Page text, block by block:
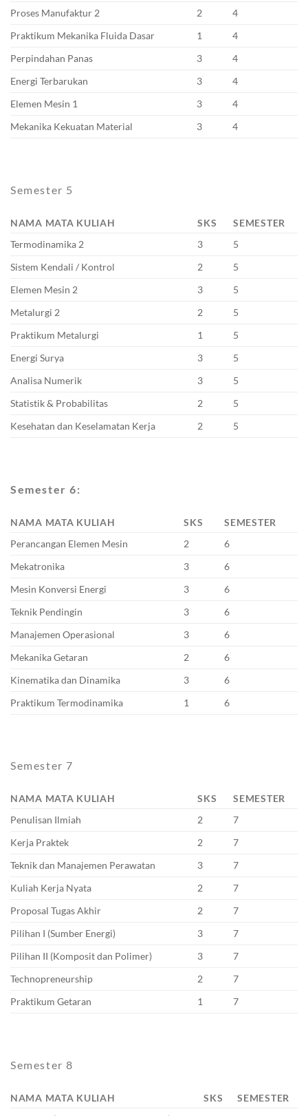
Proses Manufaktur 2
2
4
Praktikum Mekanika Fluida Dasar
1
4
Perpindahan Panas
3
4
Energi Terbarukan
3
4
Elemen Mesin 1
3
4
Mekanika Kekuatan Material
3 4
Semester 5
NAMA MATA KULIAH SKS
SEMESTER
Termodinamika 2
3
5
Sistem Kendali / Kontrol
2
5
Elemen Mesin 2
3
5
Metalurgi 2
2
5
Praktikum Metalurgi
1
5
Energi Surya
3
5
Analisa Numerik
3
5
Statistik & Probabilitas
2
5
Kesehatan dan Keselamatan Kerja
2 5
Semester 6:
NAMA MATA KULIAH SKS
SEMESTER
Perancangan Elemen Mesin
2
6
Mekatronika
3
6
Mesin Konversi Energi
3
6
Teknik Pendingin
3
6
Manajemen Operasional
3
6
Mekanika Getaran
2
6
Kinematika dan Dinamika
3
6
Praktikum Termodinamika
1 6
Semester 7
NAMA MATA KULIAH SKS
SEMESTER
Penulisan Ilmiah
2
7
Kerja Praktek
2
7
Teknik dan Manajemen Perawatan
3
7
Kuliah Kerja Nyata
2
7
Proposal Tugas Akhir
2
7
Pilihan I (Sumber Energi)
3
7
Pilihan II (Komposit dan Polimer)
3
7
Technopreneurship
2
7
Praktikum Getaran
1 7
Semester 8
NAMA MATA KULIAH SKS
SEMESTER